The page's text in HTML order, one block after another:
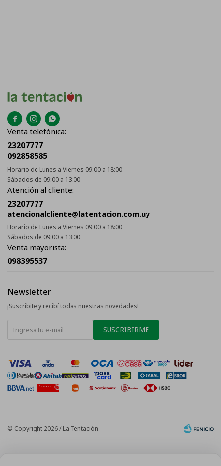
  
Venta telefónica:
23207777
092858585
Horario de Lunes a Viernes 09:00 a 18:00
Sábados de 09:00 a 13:00
Atención al cliente:
23207777
atencionalcliente@latentacion.com.uy
Horario de Lunes a Viernes 09:00 a 18:00
Sábados de 09:00 a 13:00
Venta mayorista:
098395537
Newsletter
¡Suscribite y recibí todas nuestras novedades!
SUSCRIBIRME
© Copyright 2026 / La Tentación